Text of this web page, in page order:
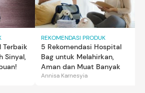
Terbaik
Sinyal,
REKOMENDASI PRODUK
5 Rekomendasi Hospital
Bag untuk Melahirkan,
Aman dan Muat Banyak
Annisa Karnesyia